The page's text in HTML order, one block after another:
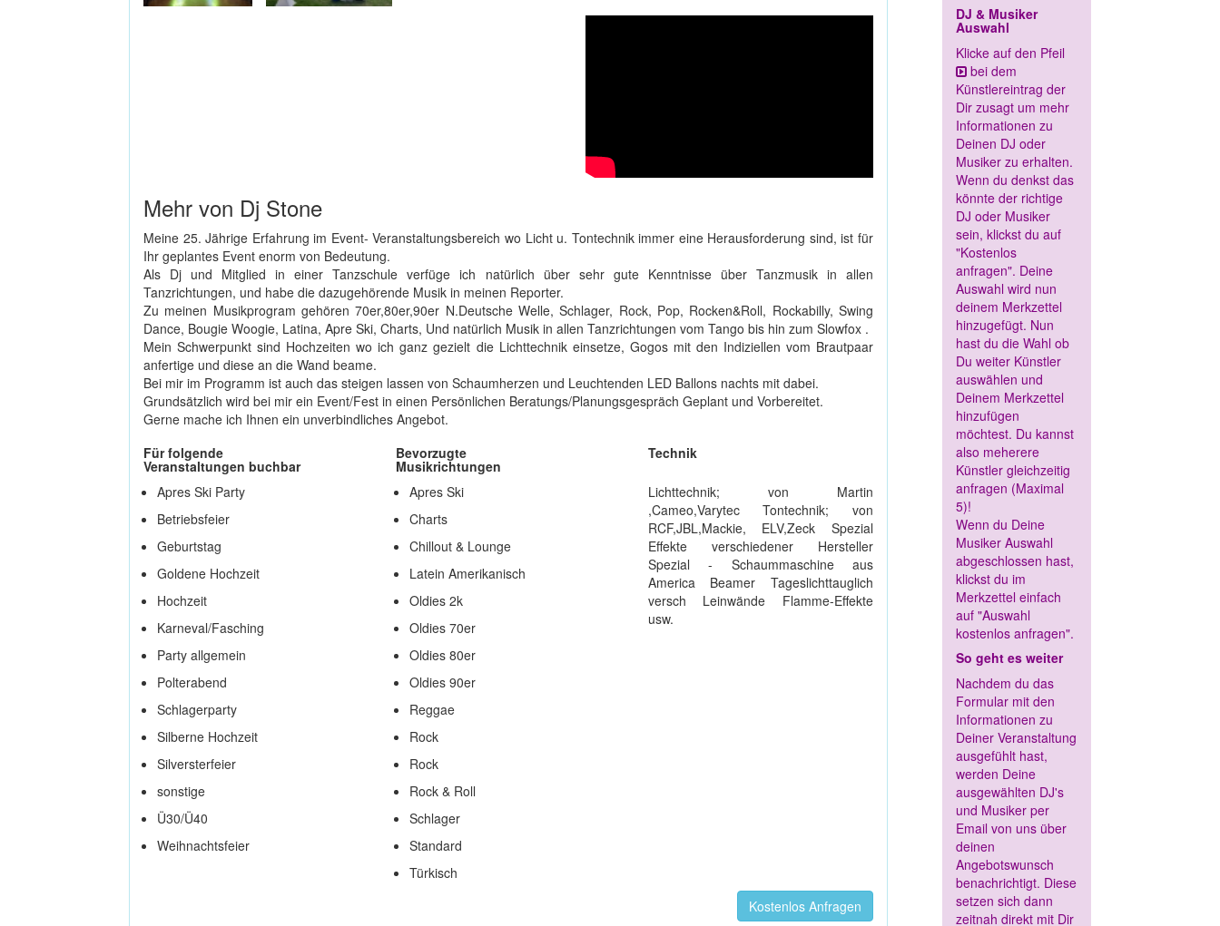
Mehr von Dj Stone
Meine 25. Jährige Erfahrung im Event- Veranstaltungsbereich wo Licht u. Tontechnik immer eine Herausforderung sind, ist für
Ihr geplantes Event enorm von Bedeutung.
Als Dj und Mitglied in einer Tanzschule verfüge ich natürlich über sehr gute Kenntnisse über Tanzmusik in allen
Tanzrichtungen, und habe die dazugehörende Musik in meinen Reporter.
Zu meinen Musikprogram gehören 70er,80er,90er N.Deutsche Welle, Schlager, Rock, Pop, Rocken&Roll, Rockabilly, Swing
Dance, Bougie Woogie, Latina, Apre Ski, Charts, Und natürlich Musik in allen Tanzrichtungen vom Tango bis hin zum Slowfox .
Mein Schwerpunkt sind Hochzeiten wo ich ganz gezielt die Lichttechnik einsetze, Gogos mit den Indiziellen vom Brautpaar
anfertige und diese an die Wand beame.
Bei mir im Programm ist auch das steigen lassen von Schaumherzen und Leuchtenden LED Ballons nachts mit dabei.
Grundsätzlich wird bei mir ein Event/Fest in einen Persönlichen Beratungs/Planungsgespräch Geplant und Vorbereitet.
Gerne mache ich Ihnen ein unverbindliches Angebot.
Für folgende
Veranstaltungen buchbar
Apres Ski Party
Betriebsfeier
Geburtstag
Goldene Hochzeit
Hochzeit
Karneval/Fasching
Party allgemein
Polterabend
Schlagerparty
Silberne Hochzeit
Silversterfeier
sonstige
Ü30/Ü40
Weihnachtsfeier
Bevorzugte
Musikrichtungen
Apres Ski
Charts
Chillout & Lounge
Latein Amerikanisch
Oldies 2k
Oldies 70er
Oldies 80er
Oldies 90er
Reggae
Rock
Rock
Rock & Roll
Schlager
Standard
Türkisch
Technik
Lichttechnik; von Martin
,Cameo,Varytec Tontechnik; von
RCF,JBL,Mackie, ELV,Zeck Spezial
Effekte verschiedener Hersteller
Spezial - Schaummaschine aus
America Beamer Tageslichttauglich
versch Leinwände Flamme-Effekte
usw.
Kostenlos Anfragen
DJ & Musiker
Auswahl
Klicke auf den Pfeil
bei dem
Künstlereintrag der
Dir zusagt um mehr
Informationen zu
Deinen DJ oder
Musiker zu erhalten.
Wenn du denkst das
könnte der richtige
DJ oder Musiker
sein, klickst du auf
"Kostenlos
anfragen". Deine
Auswahl wird nun
deinem Merkzettel
hinzugefügt. Nun
hast du die Wahl ob
Du weiter Künstler
auswählen und
Deinem Merkzettel
hinzufügen
möchtest. Du kannst
also meherere
Künstler gleichzeitig
anfragen (Maximal
5)!
Wenn du Deine
Musiker Auswahl
abgeschlossen hast,
klickst du im
Merkzettel einfach
auf "Auswahl
kostenlos anfragen".
So geht es weiter
Nachdem du das
Formular mit den
Informationen zu
Deiner Veranstaltung
ausgefühlt hast,
werden Deine
ausgewählten DJ's
und Musiker per
Email von uns über
deinen
Angebotswunsch
benachrichtigt. Diese
setzen sich dann
zeitnah direkt mit Dir